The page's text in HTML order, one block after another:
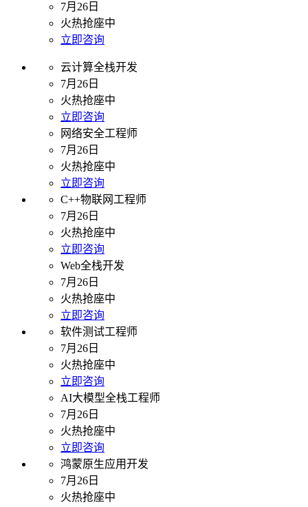
7月26日
火热抢座中
立即咨询
云计算全栈开发
7月26日
火热抢座中
立即咨询
网络安全工程师
7月26日
火热抢座中
立即咨询
C++物联网工程师
7月26日
火热抢座中
立即咨询
Web全栈开发
7月26日
火热抢座中
立即咨询
软件测试工程师
7月26日
火热抢座中
立即咨询
AI大模型全栈工程师
7月26日
火热抢座中
立即咨询
鸿蒙原生应用开发
7月26日
火热抢座中